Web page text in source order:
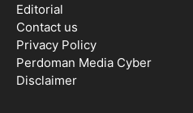
Editorial
Contact us
Privacy Policy
Perdoman Media Cyber
Disclaimer